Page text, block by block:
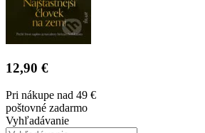
12,90 €
Pri nákupe nad 49 €
poštovné zadarmo
Vyhľadávanie